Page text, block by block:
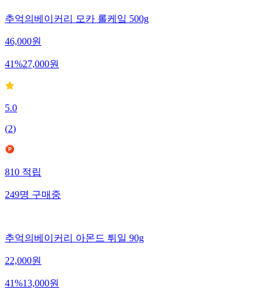
추억의베이커리 모카 롤케잌 500g
46,000원
41%27,000원
5.0
(2)
810 적립
249명 구매중
추억의베이커리 아몬드 튀일 90g
22,000원
41%13,000원